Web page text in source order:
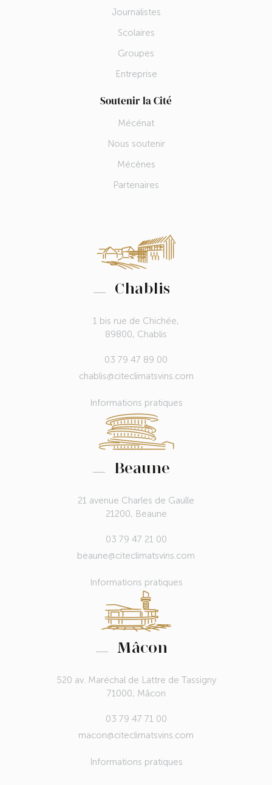
Journalistes
Scolaires
Groupes
Entreprise
Soutenir la Cité
Mécénat
Nous soutenir
Mécènes
Partenaires
Chablis
1 bis rue de Chichée,
89800, Chablis
03 79 47 89 00
chablis@citeclimatsvins.com
Informations pratiques
Beaune
21 avenue Charles de Gaulle
21200, Beaune
03 79 47 21 00
beaune@citeclimatsvins.com
Informations pratiques
Mâcon
520 av. Maréchal de Lattre de Tassigny
71000, Mâcon
03 79 47 71 00
macon@citeclimatsvins.com
Informations pratiques